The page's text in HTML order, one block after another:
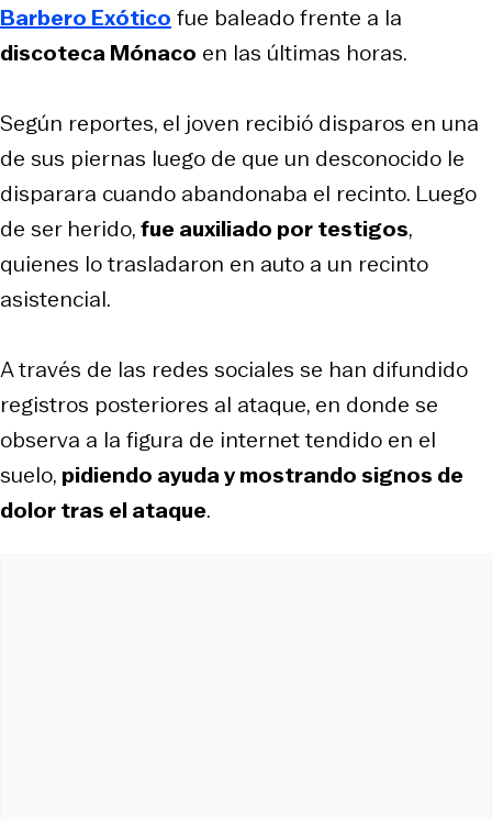
Barbero Exótico fue baleado frente a la
discoteca Mónaco en las últimas horas.
Según reportes, el joven recibió disparos en una
de sus piernas luego de que un desconocido le
disparara cuando abandonaba el recinto. Luego
de ser herido,fue auxiliado por testigos,
quienes lo trasladaron en auto a un recinto
asistencial.
A través de las redes sociales se han difundido
registros posteriores al ataque, en donde se
observa a la figura de internet tendido en el
suelo, pidiendo ayuda y mostrando signos de
dolor tras el ataque.